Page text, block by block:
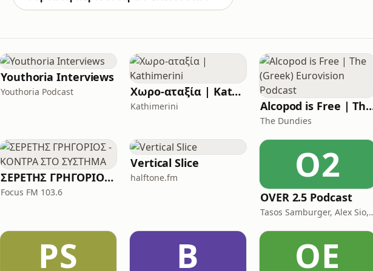
Youthoria Interviews
Youthoria Podcast Χωρο-αταξία | Kathimerini
Kathimerini Alcopod is Free | The
The Dundies
ΣΕΡΕΤΗΣ ΓΡΗΓΟΡΙΟΣ - ΚΟΝΤΡΑ ΣΤΟ ΣΥΣΤΗΜΑ
Focus FM 103.6
Vertical Slice
halftone.fm O2
OVER 2.5 Podcast
Tasos
PS Β ΟΕ